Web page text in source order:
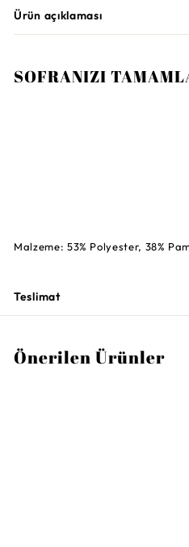
Ürün açıklaması
SOFRANIZI
Malzeme: 53% Polyester, 38%
Teslimat
Önerilen Ürünler